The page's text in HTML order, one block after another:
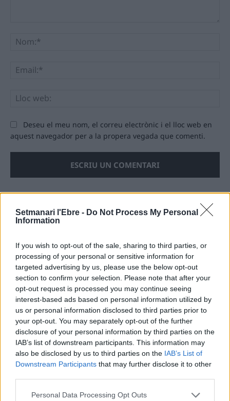
Setmanari l'Ebre - Do Not Process My Personal
Information
If you wish to opt-out of the sale, sharing to third parties, or
processing of your personal or sensitive information for
targeted advertising by us, please use the below opt-out
section to confirm your selection. Please note that after your
opt-out request is processed you may continue seeing
interest-based ads based on personal information utilized by
us or personal information disclosed to third parties prior to
your opt-out. You may separately opt-out of the further
disclosure of your personal information by third parties on the
IAB’s list of downstream participants. This information may
also be disclosed by us to third parties on the IAB’s List of
Downstream Participants that may further disclose it to other
Personal Data Processing Opt Outs
Deseu el meu nom, el correu electrònic i el lloc web en
aquest navegador per a la propera vegada que comenti.
ÚLTIMES NOTÍCIES
Els vestits de paper guanyen força
enguany amb més modistes i gairebé
40 peces a concurs
31 de juliol de 2026
“L’eclipsi serà una oportunitat també
per a gaudir de les Festes Majors
d’Amposta”
31 de juliol de 2026
Blaumut lidera el cartell musical de les